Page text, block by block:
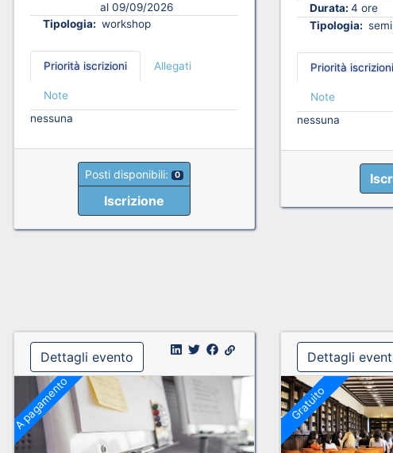
al 09/09/2026
Tipologia: workshop
Priorità iscrizioni Allegati
Note
nessuna
Posti disponibili: 0
Iscrizione
Durata: 4 ore
Tipologia:
Priorità iscrizioni
Note
nessuna
Dettagli evento
A pagamento
Dettagli
Gratuito